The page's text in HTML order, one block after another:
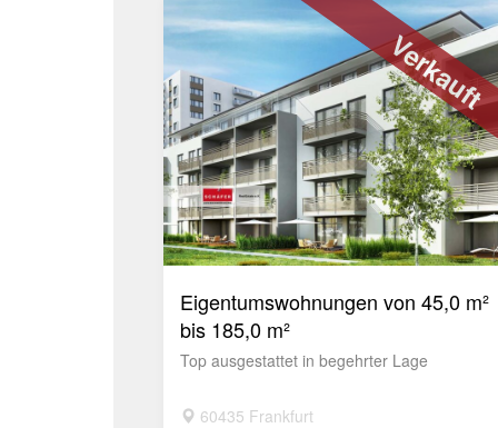
Verkauft
Eigentumswohnungen von 45,0 m²
bis 185,0 m²
Top ausgestattet in begehrter Lage
60435 Frankfurt